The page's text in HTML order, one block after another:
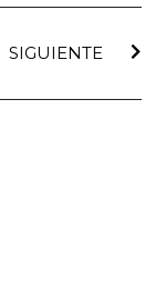
SIGUIENTE